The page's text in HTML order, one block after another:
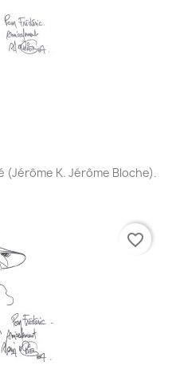
(Jérôme K. Jérôme Bloche).
favorite_border